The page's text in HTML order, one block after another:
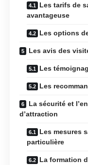
Les tarifs de
avantageuse
Les options
Les avis des
Les
Les
La sécurité et
d’attraction
Les mesures
particulière
La formation